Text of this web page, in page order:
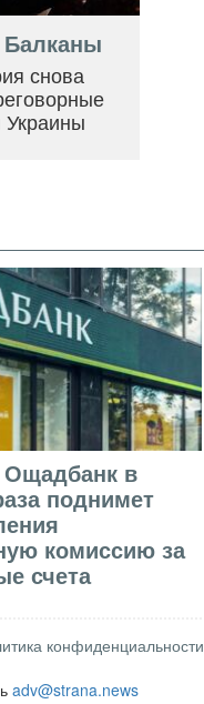
Балканы
снова
Украины
Ощадбанк в
поднимет
комиссию за
счета
конфиденциальности
adv@strana.news